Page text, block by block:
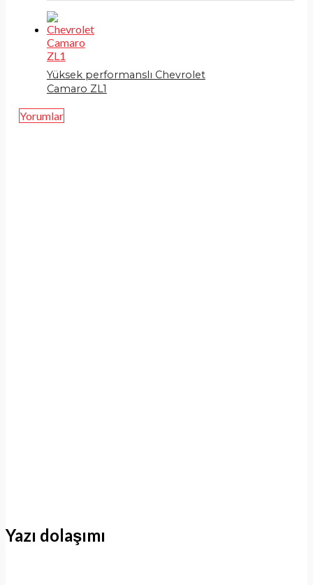
Yüksek performanslı Chevrolet
Camaro ZL1
Yorumlar
Yazı dolaşımı